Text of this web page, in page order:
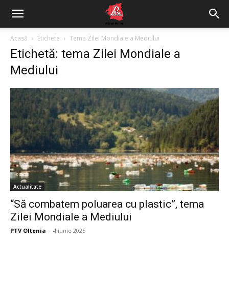
Acasă Etichete Tema Zilei Mondiale a Mediului
Etichetă: tema Zilei Mondiale a
Mediului
Actualitate
“Să combatem poluarea cu plastic”, tema
Zilei Mondiale a Mediului
PTV Oltenia - 4 iunie 2025